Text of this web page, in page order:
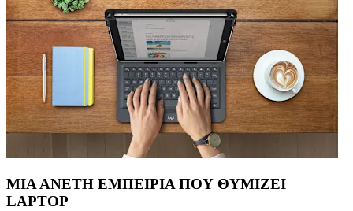
ΜΙΑ ΑΝΕΤΗ ΕΜΠΕΙΡΙΑ ΠΟΥ ΘΥΜΙΖΕΙ
LAPTOP